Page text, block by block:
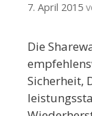
7. April 2015
Die
Sicherheit,